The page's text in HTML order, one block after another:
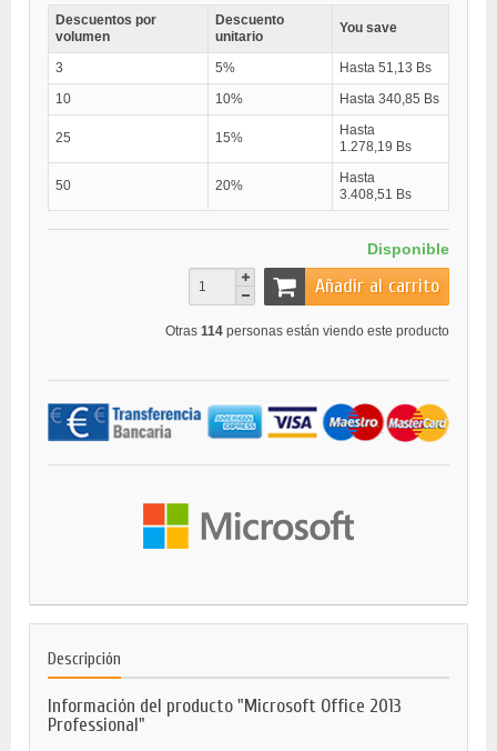
Descuentos por
volumen
Descuento
unitario
You save
3 5%
Hasta 51,13 Bs
10
10% Hasta 340,85 Bs
25 15%
Hasta
1.278,19 Bs
50 20%
Hasta
3.408,51 Bs
Disponible
Añadir al carrito
Otras 114 personas están viendo este producto
Descripción
Información del producto "Microsoft Office 2013
Professional"